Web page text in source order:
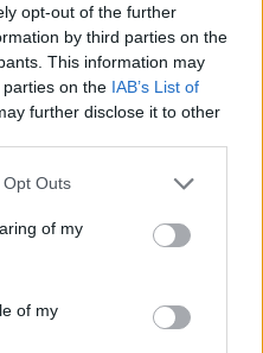
opt-out of the further
by third parties on the
This information may
on the IAB’s List of
further disclose it to other
uses one or more Google
behaviour. You may click to
and its third-party tags to
purposes in below Google
Outs
of my
of my